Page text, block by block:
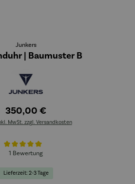
Junkers
| Baumuster B
350,00 €
MwSt. zzgl. Versandkosten
Bewertung von 5 von 5 Sternen
1 Bewertung
Lieferzeit: 2-3 Tage